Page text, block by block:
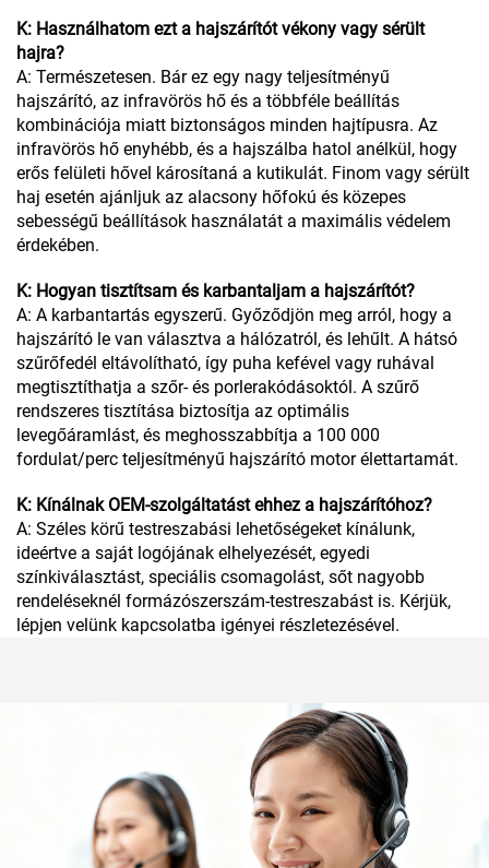
K: Használhatom ezt a hajszárítót vékony vagy sérült
hajra?
A: Természetesen. Bár ez egy nagy teljesítményű
hajszárító, az infravörös hő és a többféle beállítás
kombinációja miatt biztonságos minden hajtípusra. Az
infravörös hő enyhébb, és a hajszálba hatol anélkül, hogy
erős felületi hővel károsítaná a kutikulát. Finom vagy sérült
haj esetén ajánljuk az alacsony hőfokú és közepes
sebességű beállítások használatát a maximális védelem
érdekében.
K: Hogyan tisztítsam és karbantaljam a hajszárítót?
A: A karbantartás egyszerű. Győződjön meg arról, hogy a
hajszárító le van választva a hálózatról, és lehűlt. A hátsó
szűrőfedél eltávolítható, így puha kefével vagy ruhával
megtisztíthatja a szőr- és porlerakódásoktól. A szűrő
rendszeres tisztítása biztosítja az optimális
levegőáramlást, és meghosszabbítja a 100 000
fordulat/perc teljesítményű hajszárító motor élettartamát.
K: Kínálnak OEM-szolgáltatást ehhez a hajszárítóhoz?
A: Széles körű testreszabási lehetőségeket kínálunk,
ideértve a saját logójának elhelyezését, egyedi
színkiválasztást, speciális csomagolást, sőt nagyobb
rendeléseknél formázószerszám-testreszabást is. Kérjük,
lépjen velünk kapcsolatba igényei részletezésével.